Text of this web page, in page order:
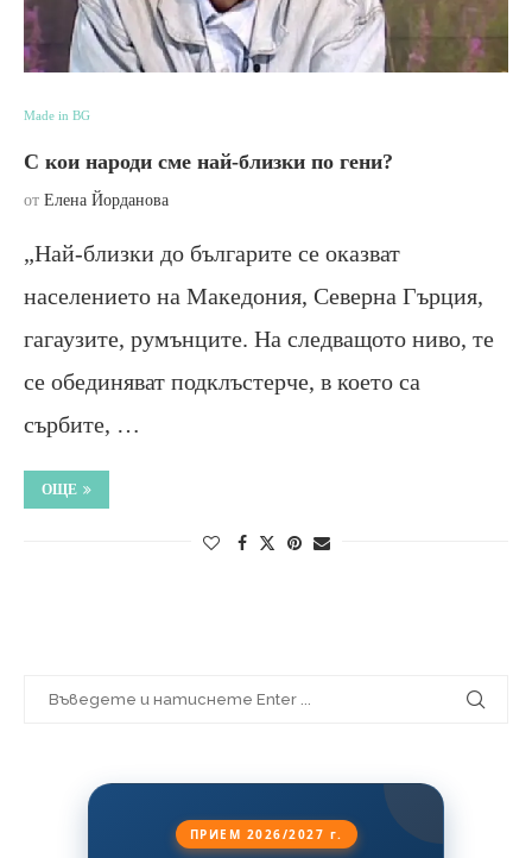
Made in BG
С кои народи сме най-близки по гени?
от Елена Йорданова
„Най-близки до българите се оказват
населението на Македония, Северна Гърция,
гагаузите, румънците. На следващото ниво, те
се обединяват подклъстерче, в което са
сърбите, …
ОЩЕ
ПРИЕМ 2026/2027 г.